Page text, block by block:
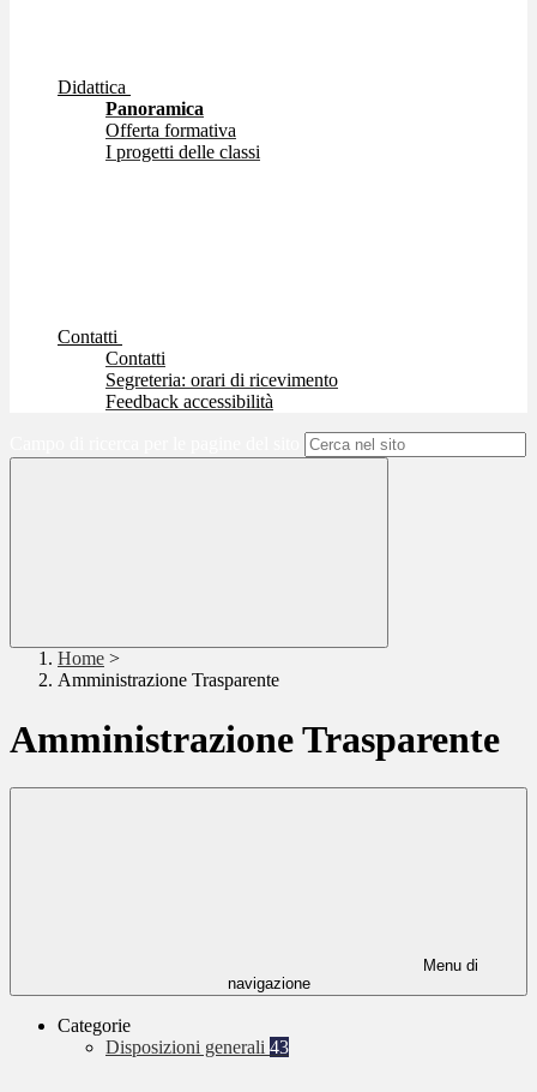
Didattica
Panoramica
Offerta formativa
I progetti delle classi
Contatti
Contatti
Segreteria: orari di ricevimento
Feedback accessibilità
Home >
Amministrazione Trasparente
Amministrazione Trasparente
Menu di
navigazione
Categorie
Disposizioni generali 43